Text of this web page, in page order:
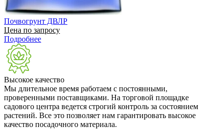
Почвогрунт ДВЛР
Цена по запросу
Подробнее
Высокое качество
Мы длительное время работаем с постоянными,
проверенными поставщиками. На торговой площадке
садового центра ведется строгий контроль за состоянием
растений. Все это позволяет нам гарантировать высокое
качество посадочного материала.